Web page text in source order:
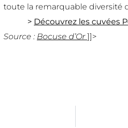
toute la remarquable diversité
> Découvrez les cuvées
Source : Bocuse d’Or]]>